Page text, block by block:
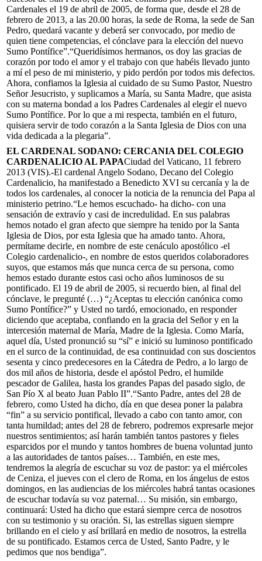
Cardenales el 19 de abril de 2005, de forma que, desde el 28 de
febrero de 2013, a las 20.00 horas, la sede de Roma, la sede de San
Pedro, quedará vacante y deberá ser convocado, por medio de
quien tiene competencias, el cónclave para la elección del nuevo
Sumo Pontífice”.“Queridísimos hermanos, os doy las gracias de
corazón por todo el amor y el trabajo con que habéis llevado junto
a mí el peso de mi ministerio, y pido perdón por todos mis defectos.
Ahora, confiamos la Iglesia al cuidado de su Sumo Pastor, Nuestro
Señor Jesucristo, y suplicamos a María, su Santa Madre, que asista
con su materna bondad a los Padres Cardenales al elegir el nuevo
Sumo Pontífice. Por lo que a mi respecta, también en el futuro,
quisiera servir de todo corazón a la Santa Iglesia de Dios con una
vida dedicada a la plegaria”.
EL CARDENAL SODANO: CERCANIA DEL COLEGIO
CARDENALICIO AL PAPACiudad del Vaticano, 11 febrero
2013 (VIS).-El cardenal Angelo Sodano, Decano del Colegio
Cardenalicio, ha manifestado a Benedicto XVI su cercanía y la de
todos los cardenales, al conocer la noticia de la renuncia del Papa al
ministerio petrino.“Le hemos escuchado- ha dicho- con una
sensación de extravío y casi de incredulidad. En sus palabras
hemos notado el gran afecto que siempre ha tenido por la Santa
Iglesia de Dios, por esta Iglesia que ha amado tanto. Ahora,
permítame decirle, en nombre de este cenáculo apostólico -el
Colegio cardenalicio-, en nombre de estos queridos colaboradores
suyos, que estamos más que nunca cerca de su persona, como
hemos estado durante estos casi ocho años luminosos de su
pontificado. El 19 de abril de 2005, si recuerdo bien, al final del
cónclave, le pregunté (…) “¿Aceptas tu elección canónica como
Sumo Pontífice?” y Usted no tardó, emocionado, en responder
diciendo que aceptaba, confiando en la gracia del Señor y en la
intercesión maternal de María, Madre de la Iglesia. Como María,
aquel día, Usted pronunció su “sí” e inició su luminoso pontificado
en el surco de la continuidad, de esa continuidad con sus doscientos
sesenta y cinco predecesores en la Cátedra de Pedro, a lo largo de
dos mil años de historia, desde el apóstol Pedro, el humilde
pescador de Galilea, hasta los grandes Papas del pasado siglo, de
San Pío X al beato Juan Pablo II”.“Santo Padre, antes del 28 de
febrero, como Usted ha dicho, día en que desea poner la palabra
“fin” a su servicio pontifical, llevado a cabo con tanto amor, con
tanta humildad; antes del 28 de febrero, podremos expresarle mejor
nuestros sentimientos; así harán también tantos pastores y fieles
esparcidos por el mundo y tantos hombres de buena voluntad junto
a las autoridades de tantos países… También, en este mes,
tendremos la alegría de escuchar su voz de pastor: ya el miércoles
de Ceniza, el jueves con el clero de Roma, en los ángelus de estos
domingos, en las audiencias de los miércoles habrá tantas ocasiones
de escuchar todavía su voz paternal… Su misión, sin embargo,
continuará: Usted ha dicho que estará siempre cerca de nosotros
con su testimonio y su oración. Si, las estrellas siguen siempre
brillando en el cielo y así brillará en medio de nosotros, la estrella
de su pontificado. Estamos cerca de Usted, Santo Padre, y le
pedimos que nos bendiga”.